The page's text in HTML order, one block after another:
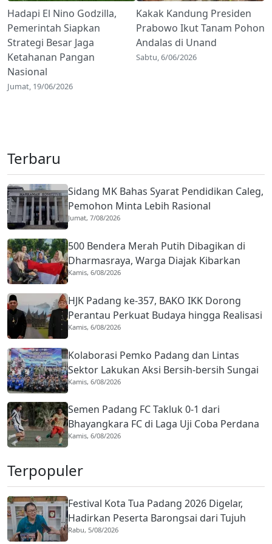
Hadapi El Nino Godzilla,
Pemerintah Siapkan
Strategi Besar Jaga
Ketahanan Pangan
Nasional
Jumat, 19/06/2026
Kakak Kandung Presiden
Prabowo Ikut Tanam Pohon
Andalas di Unand
Sabtu, 6/06/2026
Terbaru
Sidang MK Bahas Syarat Pendidikan Caleg,
Pemohon Minta Lebih Rasional
Jumat, 7/08/2026
500 Bendera Merah Putih Dibagikan di
Dharmasraya, Warga Diajak Kibarkan
hingga 31 Agustus 2026
Kamis, 6/08/2026
HJK Padang ke-357, BAKO IKK Dorong
Perantau Perkuat Budaya hingga Realisasi
Kota Gastronomi
Kamis, 6/08/2026
Kolaborasi Pemko Padang dan Lintas
Sektor Lakukan Aksi Bersih-bersih Sungai
Batang Arau di HJK ke-357
Kamis, 6/08/2026
Semen Padang FC Takluk 0-1 dari
Bhayangkara FC di Laga Uji Coba Perdana
Pramusim
Kamis, 6/08/2026
Terpopuler
Festival Kota Tua Padang 2026 Digelar,
Hadirkan Peserta Barongsai dari Tujuh
Negara
Rabu, 5/08/2026